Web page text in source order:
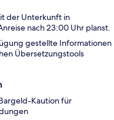
der Unterkunft in
nach 23:00 Uhr planst.
gestellte Informationen
Übersetzungstools
Kaution für